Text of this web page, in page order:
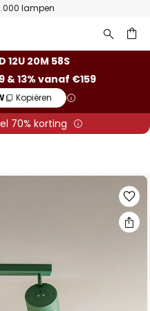
lampen
12U 20M 58S
& 13% vanaf €159
Kopiëren
70% korting